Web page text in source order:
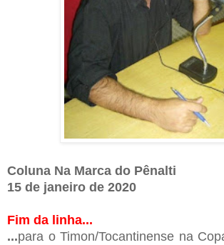
Coluna Na Marca do Pênalti
15 de janeiro de 2020
Fim da linha...
...para o Timon/Tocantinense na